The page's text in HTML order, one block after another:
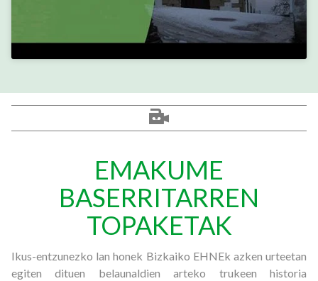
EMAKUME
BASERRITARREN
TOPAKETAK
Ikus-entzunezko lan honek Bizkaiko EHNEk azken urteetan
egiten dituen belaunaldien arteko trukeen historia